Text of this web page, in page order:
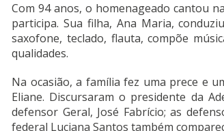
Com 94 anos, o homenageado cantou
participa. Sua filha, Ana Maria,
saxofone, teclado, flauta, compõe
qualidades.
Na ocasião, a família fez uma prece e
Eliane. Discursaram o presidente da
defensor Geral, José Fabrício; as
federal Luciana Santos também